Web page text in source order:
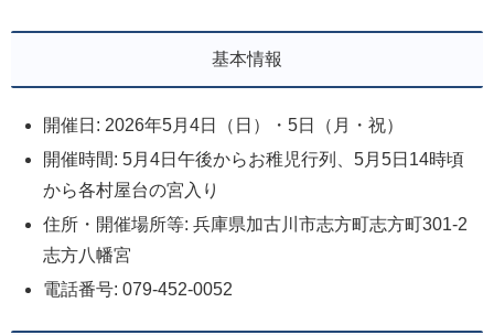
基本情報
開催日: 2026年5月4日（日）・5日（月・祝）
開催時間: 5月4日午後からお稚児行列、5月5日14時頃
から各村屋台の宮入り
住所・開催場所等: 兵庫県加古川市志方町志方町301-2
志方八幡宮
電話番号: 079-452-0052